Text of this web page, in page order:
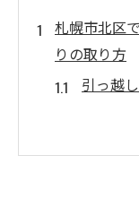
札幌市北区
りの取り方
引っ越
費用を